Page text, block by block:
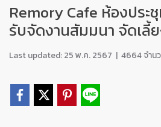
Remory Cafe ห้องประ
รับจัดงานสัมมนา จัดเลี้
Last updated: 25 พ.ค. 2567 | 4664 จำน